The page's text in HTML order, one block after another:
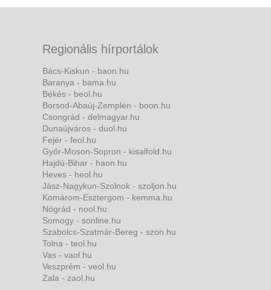
Regionális hírportálok
Bács-Kiskun - baon.hu
Baranya - bama.hu
Békés - beol.hu
Borsod-Abaúj-Zemplén - boon.hu
Csongrád - delmagyar.hu
Dunaújváros - duol.hu
Fejér - feol.hu
Győr-Moson-Sopron - kisalfold.hu
Hajdú-Bihar - haon.hu
Heves - heol.hu
Jász-Nagykun-Szolnok - szoljon.hu
Komárom-Esztergom - kemma.hu
Nógrád - nool.hu
Somogy - sonline.hu
Szabolcs-Szatmár-Bereg - szon.hu
Tolna - teol.hu
Vas - vaol.hu
Veszprém - veol.hu
Zala - zaol.hu